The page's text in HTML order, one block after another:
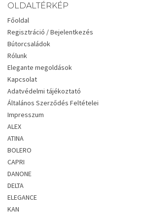
OLDALTÉRKÉP
Főoldal
Regisztráció / Bejelentkezés
Bútorcsaládok
Rólunk
Elegante megoldások
Kapcsolat
Adatvédelmi tájékoztató
Általános Szerződés Feltételei
Impresszum
ALEX
ATINA
BOLERO
CAPRI
DANONE
DELTA
ELEGANCE
KAN